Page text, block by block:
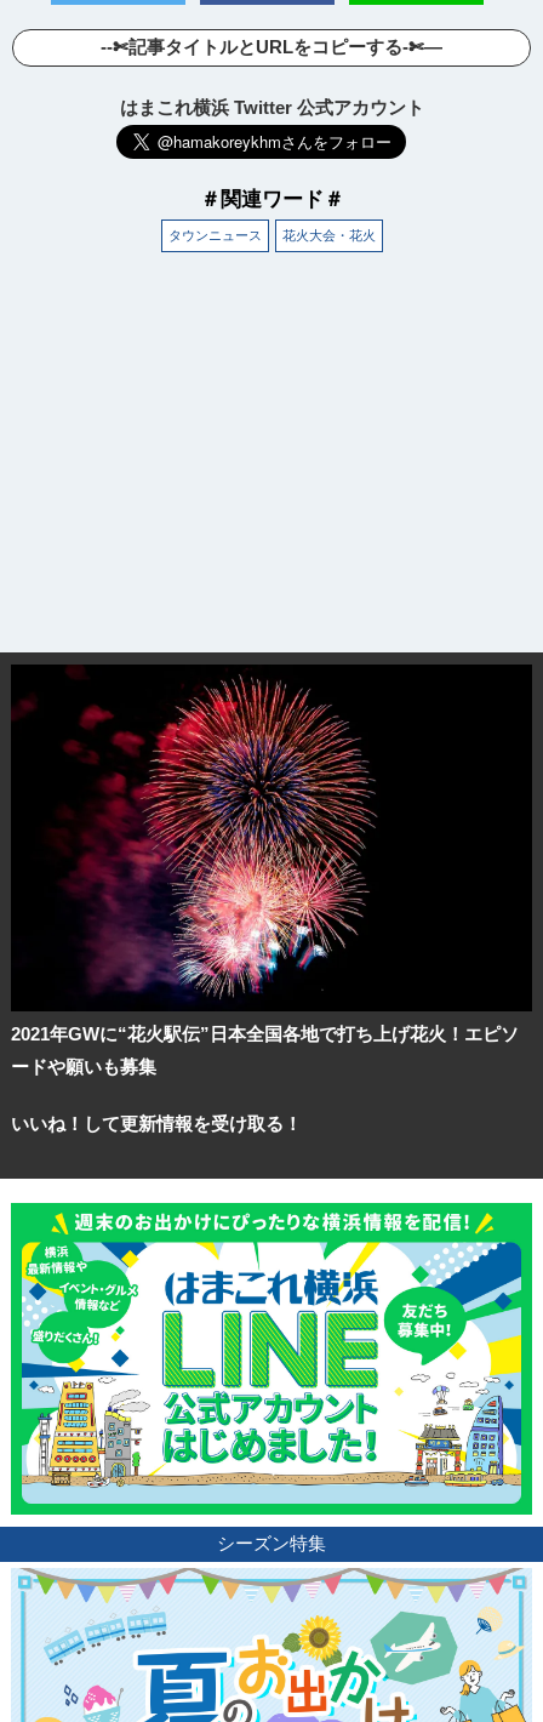
--✄記事タイトルとURLをコピーする-✄—
はまこれ横浜 Twitter 公式アカウント
＃関連ワード＃
タウンニュース 花火大会・花火
2021年GWに“花火駅伝”日本全国各地で打ち上げ花火！エピソ
ードや願いも募集
いいね！して更新情報を受け取る！
シーズン特集